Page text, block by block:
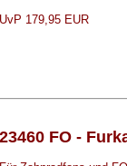
UvP 179,95 EUR
23460 FO -